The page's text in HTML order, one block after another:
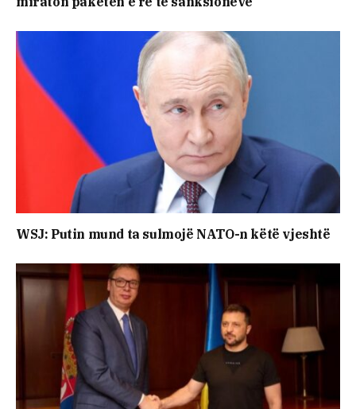
WSJ: Putin mund ta sulmojë NATO-n këtë vjeshtë